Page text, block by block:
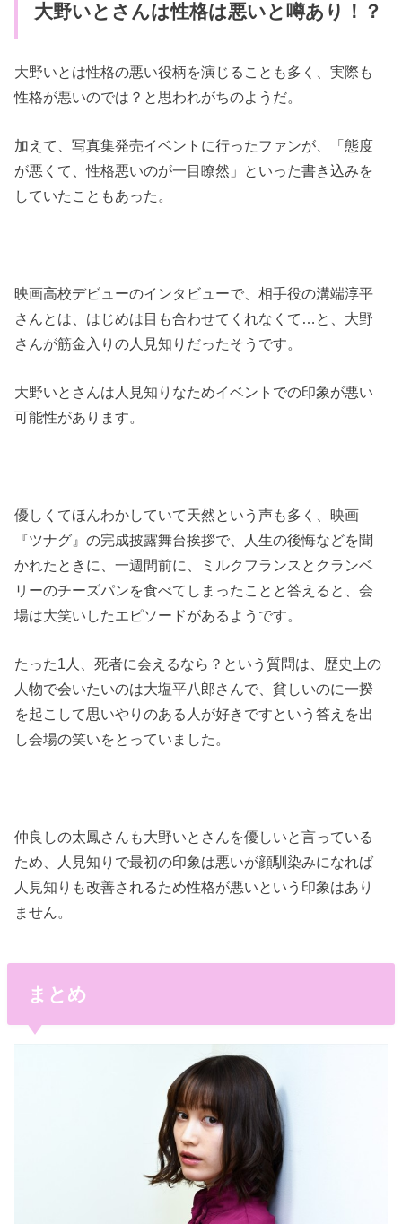
大野いとさんは性格は悪いと噂あり！？
大野いとは性格の悪い役柄を演じることも多く、実際も
性格が悪いのでは？と思われがちのようだ。
加えて、写真集発売イベントに行ったファンが、「態度
が悪くて、性格悪いのが一目瞭然」といった書き込みを
していたこともあった。
映画高校デビューのインタビューで、相手役の溝端淳平
さんとは、はじめは目も合わせてくれなくて…と、大野
さんが筋金入りの人見知りだったそうです。
大野いとさんは人見知りなためイベントでの印象が悪い
可能性があります。
優しくてほんわかしていて天然という声も多く、映画
『ツナグ』の完成披露舞台挨拶で、人生の後悔などを聞
かれたときに、一週間前に、ミルクフランスとクランベ
リーのチーズパンを食べてしまったことと答えると、会
場は大笑いしたエピソードがあるようです。
たった1人、死者に会えるなら？という質問は、歴史上の
人物で会いたいのは大塩平八郎さんで、貧しいのに一揆
を起こして思いやりのある人が好きですという答えを出
し会場の笑いをとっていました。
仲良しの太鳳さんも大野いとさんを優しいと言っている
ため、人見知りで最初の印象は悪いが顔馴染みになれば
人見知りも改善されるため性格が悪いという印象はあり
ません。
まとめ